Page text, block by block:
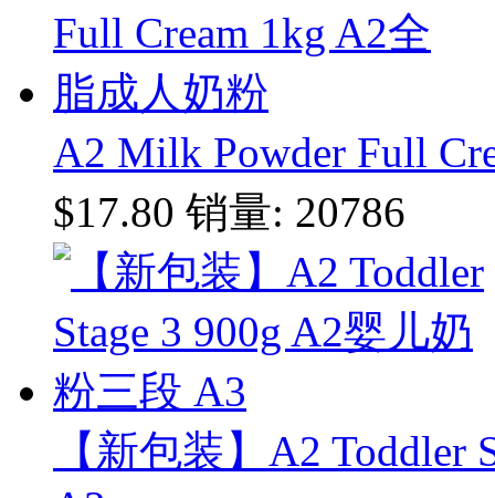
A2 Milk Powder Full
$17.80 销量: 20786
【新包装】A2 Toddler